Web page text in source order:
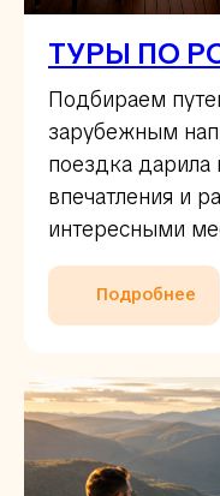
ТУРЫ ПО
Подбираем
зарубежным
поездка дарила
впечатления и
интересными
Подробнее